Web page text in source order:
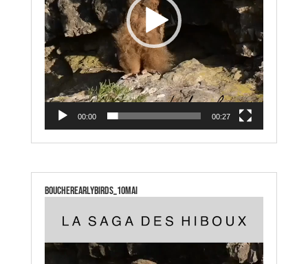
00:00 00:27
boucherearlybirds_10mai